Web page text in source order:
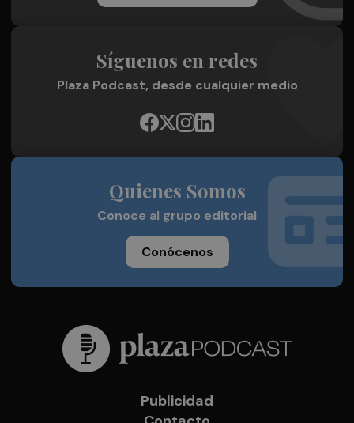
Síguenos en redes
Plaza Podcast, desde cualquier medio
Quienes Somos
Conoce al grupo editorial
Conócenos
Publicidad